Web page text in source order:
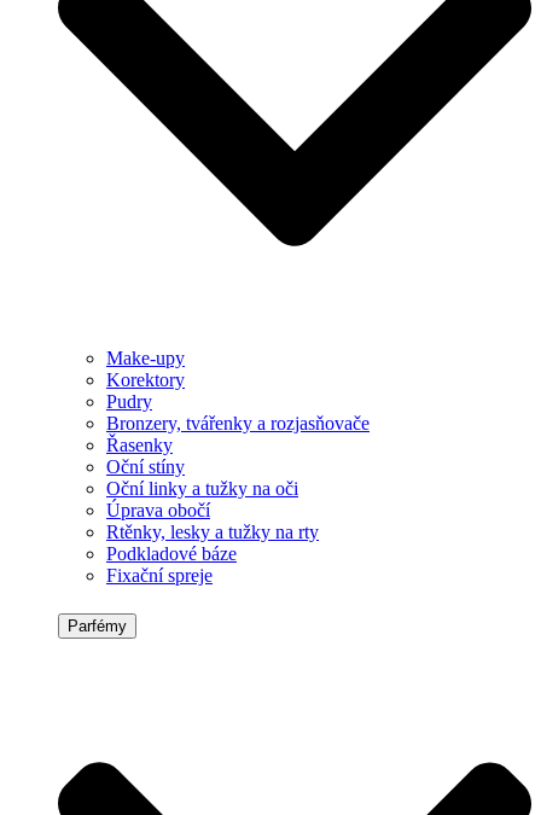
Make-upy
Korektory
Pudry
Bronzery, tvářenky a rozjasňovače
Řasenky
Oční stíny
Oční linky a tužky na oči
Úprava obočí
Rtěnky, lesky a tužky na rty
Podkladové báze
Fixační spreje
Parfémy